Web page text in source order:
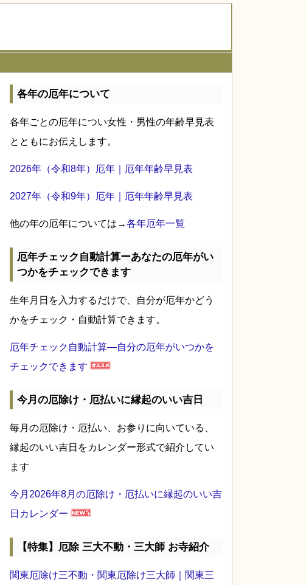
各年の厄年について
各年ごとの厄年につい女性・男性の年齢早見表
とともにお伝えします。
2026年（令和8年）厄年｜厄年年齢早見表
2027年（令和9年）厄年｜厄年年齢早見表
他の年の厄年については→各年厄年一覧
厄年チェック自動計算ーあなたの厄年がい
つかをチェックできます
生年月日を入力するだけで、自分が厄年かどう
かをチェック・自動計算できます。
厄年チェック自動計算―自分の厄年がいつかを
チェックできます
今月の厄除け・厄払いに縁起のいい吉日
毎月の厄除け・厄払い、お参りに向いている、
縁起のいい吉日をカレンダー形式で紹介してい
ます
今月2026年8月の厄除け・厄払いに縁起のいい吉
日カレンダー
【特集】厄除 三大不動・三大師 お寺紹介
関東厄除け三不動・関東厄除け三大師｜関東三